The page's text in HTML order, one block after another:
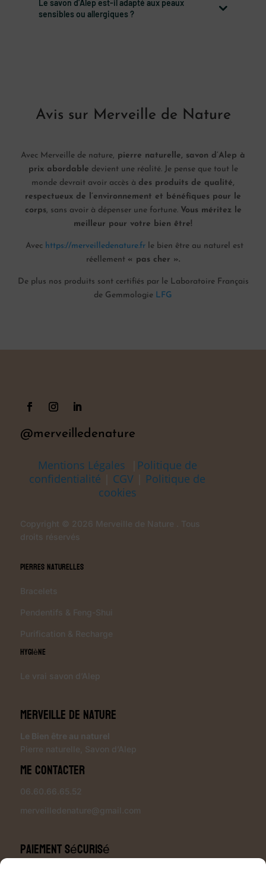
Le savon d’Alep est-il adapté aux peaux
sensibles ou allergiques ?
Avis sur Merveille de Nature
Avec Merveille de nature, pierre naturelle, savon d’Alep à
prix abordable devient une réalité. Je pense que tout le
monde devrait avoir accès à des produits de qualité,
respectueux de l’environnement et bénéfiques pour le
corps, sans avoir à dépenser une fortune. Vous méritez le
meilleur pour votre bien être!
Avec https://merveilledenature.frle bien être au naturel est
réellement « pas cher ».
De plus nos produits sont certifiés par le Laboratoire Français
de Gemmologie LFG
@merveilledenature
Mentions Légales
Politique de
confidentialité
CGV
Politique de
cookies
Copyright © 2026 Merveille de Nature . Tous
droits réservés
Pierres Naturelles
Bracelets
Pendentifs & Feng-Shui
Purification & Recharge
Hygiène
Le vrai savon d’Alep
Merveille de Nature
Le Bien être au naturel
Pierre naturelle Savon d’Alep
Me contacter
06.60.66.65.52
merveilledenature@gmail.com
Paiement sécurisé